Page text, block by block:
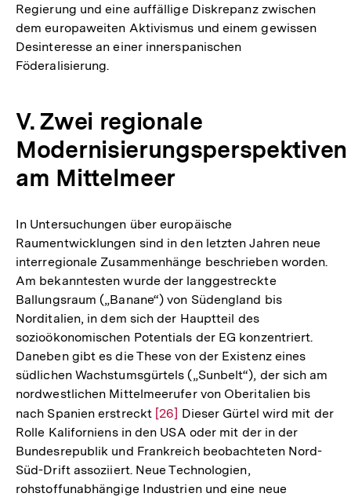
Fußnote
Regierung und eine auffällige Diskrepanz zwischen
dem europaweiten Aktivismus und einem gewissen
Desinteresse an einer innerspanischen
Föderalisierung.
V. Zwei regionale
Modernisierungsperspektiven
am Mittelmeer
In Untersuchungen über europäische
Raumentwicklungen sind in den letzten Jahren neue
interregionale Zusammenhänge beschrieben worden.
Am bekanntesten wurde der langgestreckte
Ballungsraum („Banane“) von Südengland bis
Norditalien, in dem sich der Hauptteil des
sozioökonomischen Potentials der EG konzentriert.
Daneben gibt es die These von der Existenz eines
südlichen Wachstumsgürtels („Sunbelt“), der sich am
nordwestlichen Mittelmeerufer von Oberitalien bis
nach Spanien erstreckt Zur
Auflösung
der
Fußnote
[26] Dieser Gürtel wird mit der
Rolle Kaliforniens in den USA oder mit der in der
Bundesrepublik und Frankreich beobachteten Nord-
Süd-Drift assoziiert. Neue Technologien,
rohstoffunabhängige Industrien und eine neue